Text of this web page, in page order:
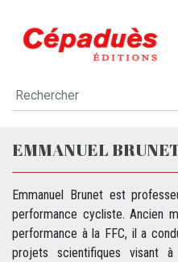
EMMANUEL
Emmanuel Brunet est
performance cycliste. Ancien
performance à la FFC, il a
projets scientifiques visant